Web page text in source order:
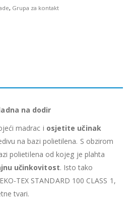
, Grupa za kontakt
na dodir
madrac i osjetite učinak
na bazi polietilena. S obzirom
polietilena od kojeg je plahta
učinkovitost. Isto tako
TEX STANDARD 100 CLASS 1,
tvari.